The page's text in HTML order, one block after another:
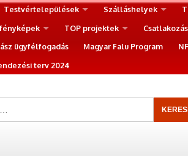
Testvértelepülések Szálláshelyek
TOP projektek
ügyfélfogadás Magyar Falu Program
terv 2024